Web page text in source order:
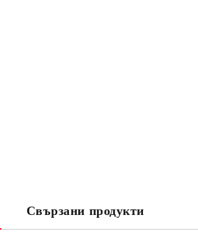
Свързани продукти